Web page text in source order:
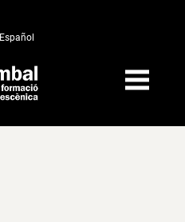
Español